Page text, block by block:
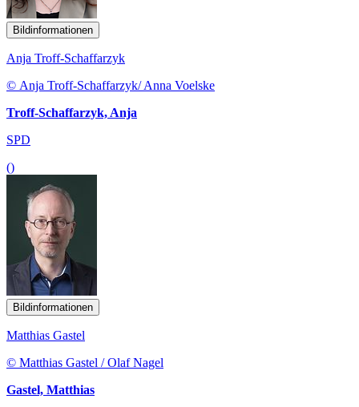
Bildinformationen
Anja Troff-Schaffarzyk
© Anja Troff-Schaffarzyk/ Anna Voelske
Troff-Schaffarzyk, Anja
SPD
()
Bildinformationen
Matthias Gastel
© Matthias Gastel / Olaf Nagel
Gastel, Matthias